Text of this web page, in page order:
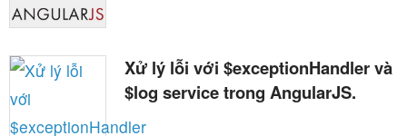
Xử lý lỗi với $exceptionHandler và
$log service trong AngularJS.